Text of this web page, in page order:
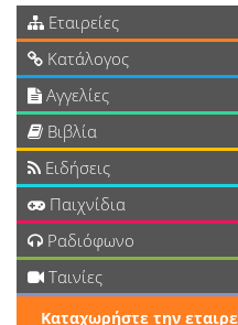
Εταιρείες
Κατάλογος
Αγγελίες
Βιβλία
Ειδήσεις
Παιχνίδια
Ραδιόφωνο
Ταινίες
Καταχωρήστε την